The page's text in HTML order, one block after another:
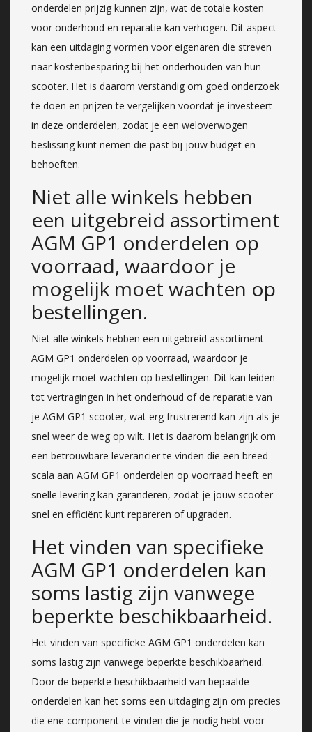
onderdelen prijzig kunnen zijn, wat de totale kosten
voor onderhoud en reparatie kan verhogen. Dit aspect
kan een uitdaging vormen voor eigenaren die streven
naar kostenbesparing bij het onderhouden van hun
scooter. Het is daarom verstandig om goed onderzoek
te doen en prijzen te vergelijken voordat je investeert
in deze onderdelen, zodat je een weloverwogen
beslissing kunt nemen die past bij jouw budget en
behoeften.
Niet alle winkels hebben
een uitgebreid assortiment
AGM GP1 onderdelen op
voorraad, waardoor je
mogelijk moet wachten op
bestellingen.
Niet alle winkels hebben een uitgebreid assortiment
AGM GP1 onderdelen op voorraad, waardoor je
mogelijk moet wachten op bestellingen. Dit kan leiden
tot vertragingen in het onderhoud of de reparatie van
je AGM GP1 scooter, wat erg frustrerend kan zijn als je
snel weer de weg op wilt. Het is daarom belangrijk om
een betrouwbare leverancier te vinden die een breed
scala aan AGM GP1 onderdelen op voorraad heeft en
snelle levering kan garanderen, zodat je jouw scooter
snel en efficiënt kunt repareren of upgraden.
Het vinden van specifieke
AGM GP1 onderdelen kan
soms lastig zijn vanwege
beperkte beschikbaarheid.
Het vinden van specifieke AGM GP1 onderdelen kan
soms lastig zijn vanwege beperkte beschikbaarheid.
Door de beperkte beschikbaarheid van bepaalde
onderdelen kan het soms een uitdaging zijn om precies
die ene component te vinden die je nodig hebt voor